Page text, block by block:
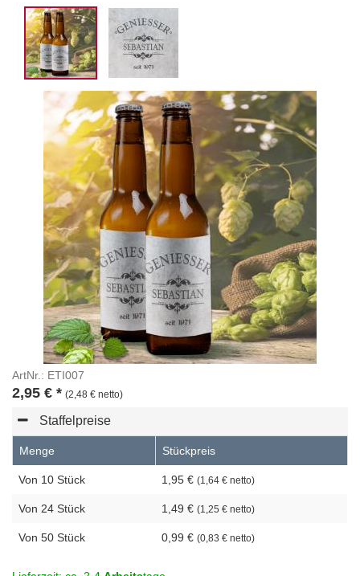
ArtNr.: ETI007
2,95 € * (2,48 € netto)
Staffelpreise
Menge Stückpreis
Von 10 Stück 1,95 € (1,64 € netto)
Von 24 Stück 1,49 € (1,25 € netto)
Von 50 Stück 0,99 € (0,83 € netto)